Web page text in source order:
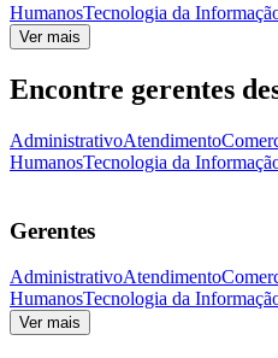
HumanosTecnologia da
Ver mais
Encontre gerentes
AdministrativoAtendimento
HumanosTecnologia da
Gerentes
AdministrativoAtendimento
HumanosTecnologia da
Ver mais